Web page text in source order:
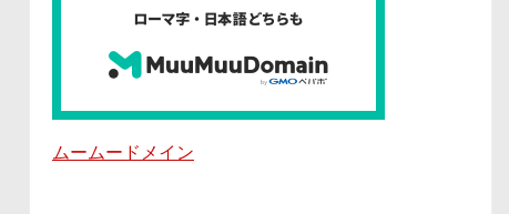
ムームードメイン